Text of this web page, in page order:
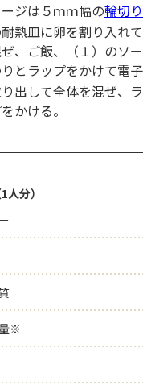
ジは５ｍｍ幅の輪切り
熱皿に卵を割り入れ
、ご飯、（１）のソ
とラップをかけて電
出して全体を混ぜ、
かける。
人分）
※